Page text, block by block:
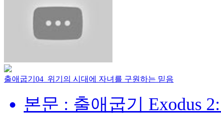
출애굽기04_위기의 시대에 자녀를 구원하는 믿음
본문 : 출애굽기 Exodus